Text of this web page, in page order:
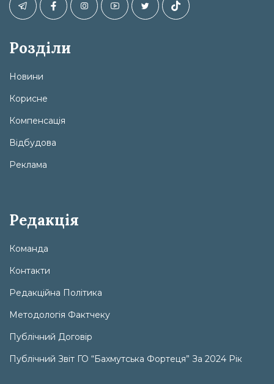
Розділи
Новини
Корисне
Компенсація
Відбудова
Реклама
Редакція
Команда
Контакти
Редакційна Політика
Методологія Фактчеку
Публічний Договір
Публічний Звіт ГО “Бахмутська Фортеця” За 2024 Рік